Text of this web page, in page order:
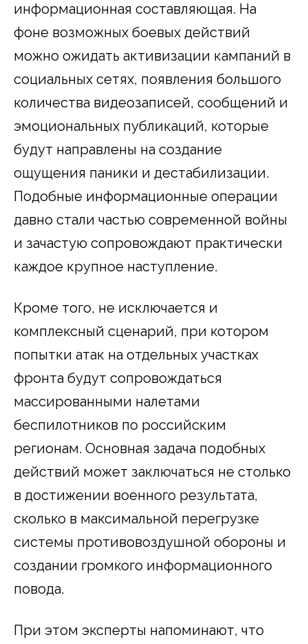
информационная составляющая. На
фоне возможных боевых действий
можно ожидать активизации кампаний в
социальных сетях, появления большого
количества видеозаписей, сообщений и
эмоциональных публикаций, которые
будут направлены на создание
ощущения паники и дестабилизации.
Подобные информационные операции
давно стали частью современной войны
и зачастую сопровождают практически
каждое крупное наступление.
Кроме того, не исключается и
комплексный сценарий, при котором
попытки атак на отдельных участках
фронта будут сопровождаться
массированными налетами
беспилотников по российским
регионам. Основная задача подобных
действий может заключаться не столько
в достижении военного результата,
сколько в максимальной перегрузке
системы противовоздушной обороны и
создании громкого информационного
повода.
При этом эксперты напоминают, что